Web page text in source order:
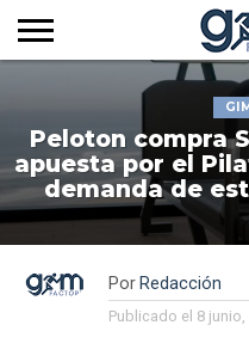
TV
SOCIOS
SECTOR
Peloton compra
apuesta por el
demanda de
Por Redacción
Publicado el 8 junio,